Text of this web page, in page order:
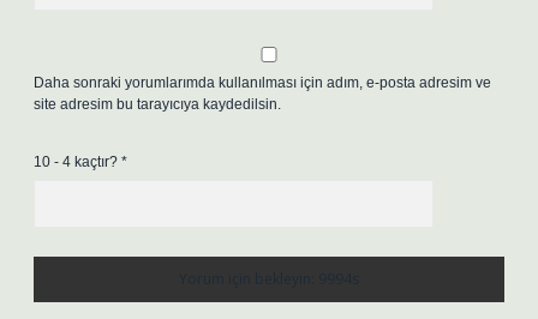
Daha sonraki yorumlarımda kullanılması için adım, e-posta adresim ve
site adresim bu tarayıcıya kaydedilsin.
10 - 4 kaçtır? *